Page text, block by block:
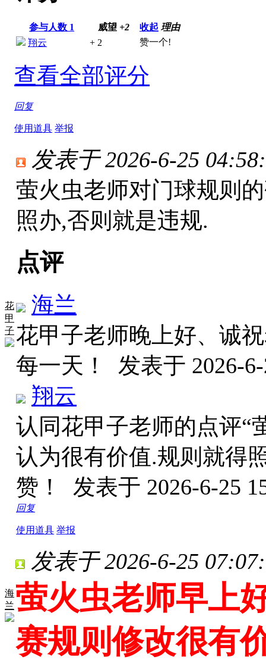
参与人数 1 威望 +2 收起 理由
翔云
+ 2 赞一个!
查看全部评分
回复
使用道具 举报
花
甲
子
发表于 2026-6-25
萤火虫老师对门球规则
照办,否则就是违规.
点评
海兰
花甲子老师晚上好、诚
每一天！ 发表于 2026-
翔云
认同花甲子老师的点评“
认为很有价值.规则就得
赞！ 发表于 2026-6-25
回复
使用道具 举报
海
兰
发表于 2026-6-25
萤火虫老师早上
赛规则修改很有